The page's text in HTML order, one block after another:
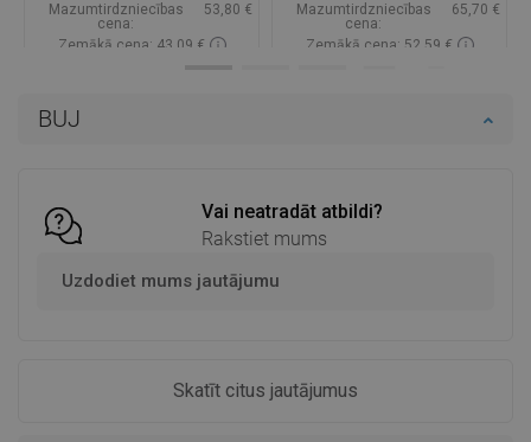
BUJ
Vai neatradāt atbildi?
Rakstiet mums
Uzdodiet mums jautājumu
Skatīt citus jautājumus
Mazumtirdzniecības
cena:
53,80 €
Zemākā cena: 43,09 €
Mazumtirdzniecības
cena:
65,70 €
Zemākā cena: 52,59 €